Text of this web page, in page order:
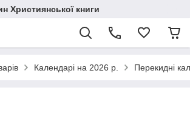
Християнської книги
Календарі на 2026 р. Перекидні